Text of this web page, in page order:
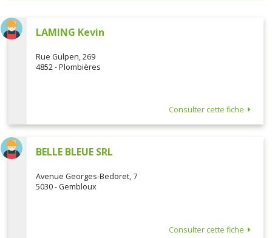
LAMING Kevin
Rue Gulpen, 269
4852 - Plombières
Consulter cette fiche
BELLE BLEUE SRL
Avenue Georges-Bedoret, 7
5030 - Gembloux
Consulter cette fiche